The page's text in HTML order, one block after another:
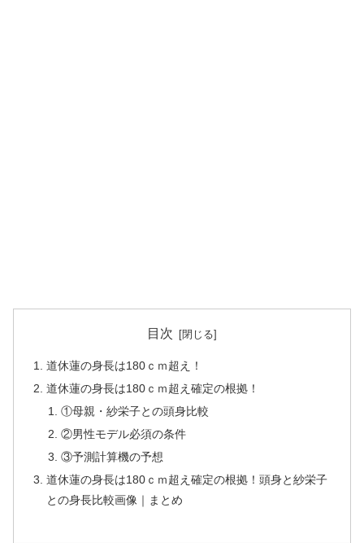
目次
道休蓮の身長は180ｃｍ超え！
道休蓮の身長は180ｃｍ超え確定の根拠！
①母親・紗栄子との頭身比較
②男性モデル必須の条件
③予測計算機の予想
道休蓮の身長は180ｃｍ超え確定の根拠！頭身と紗栄子
との身長比較画像｜まとめ